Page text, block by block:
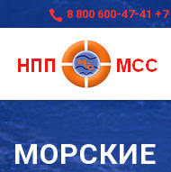
8 800 600-47-41 +7
МОРСКИЕ